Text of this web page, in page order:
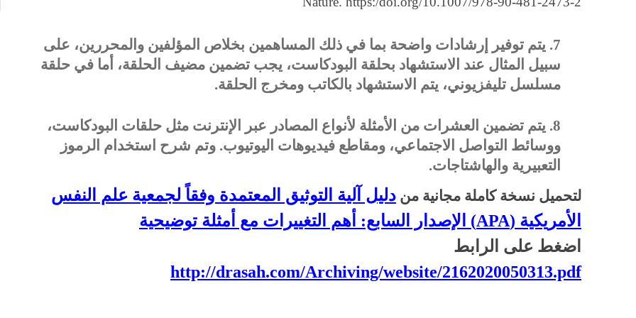
7. يتم توفير إرشادات واضحة بما في ذلك المساهمين بخلاص المؤلفين والمحررين، على
سبيل المثال عند الاستشهاد بحلقة البودكاست، يجب تضمين مضيف الحلقة، أما في حلقة
مسلسل تليفزيوني، يتم الاستشهاد بالكاتب ومخرج الحلقة.
8. يتم تضمين العشرات من الأمثلة لأنواع المصادر عبر الإنترنت مثل حلقات البودكاست،
ووسائط التواصل الاجتماعي، ومقاطع فيديوهات اليوتيوب. وتم شرح استخدام الرموز
التعبيرية والهاشتاجات.
لتحميل نسخة كاملة مجانية من دليل آلية التوثيق المعتمدة وفقاً لجمعية علم النفس
الأمريكية (APA) الإصدار السابع: أهم التغييرات مع أمثلة توضيحية
اضغط على الرابط
http://drasah.com/Archiving/website/2162020050313.pdf